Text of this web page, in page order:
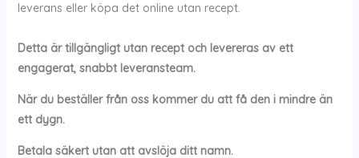
leverans eller köpa det online utan recept.
Detta är tillgängligt utan recept och levereras av ett
engagerat, snabbt leveransteam.
När du beställer från oss kommer du att få den i mindre än
ett dygn.
Betala säkert utan att avslöja ditt namn.